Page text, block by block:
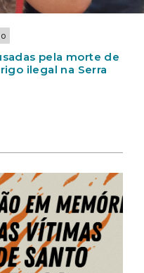
pela morte de
ilegal na Serra